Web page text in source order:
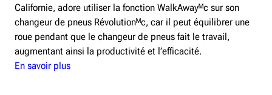
Californie, adore utiliser la fonction WalkAwayᴹc sur son
changeur de pneus Révolutionᴹc, car il peut équilibrer une
roue pendant que le changeur de pneus fait le travail,
augmentant ainsi la productivité et l’efficacité.
En savoir plus